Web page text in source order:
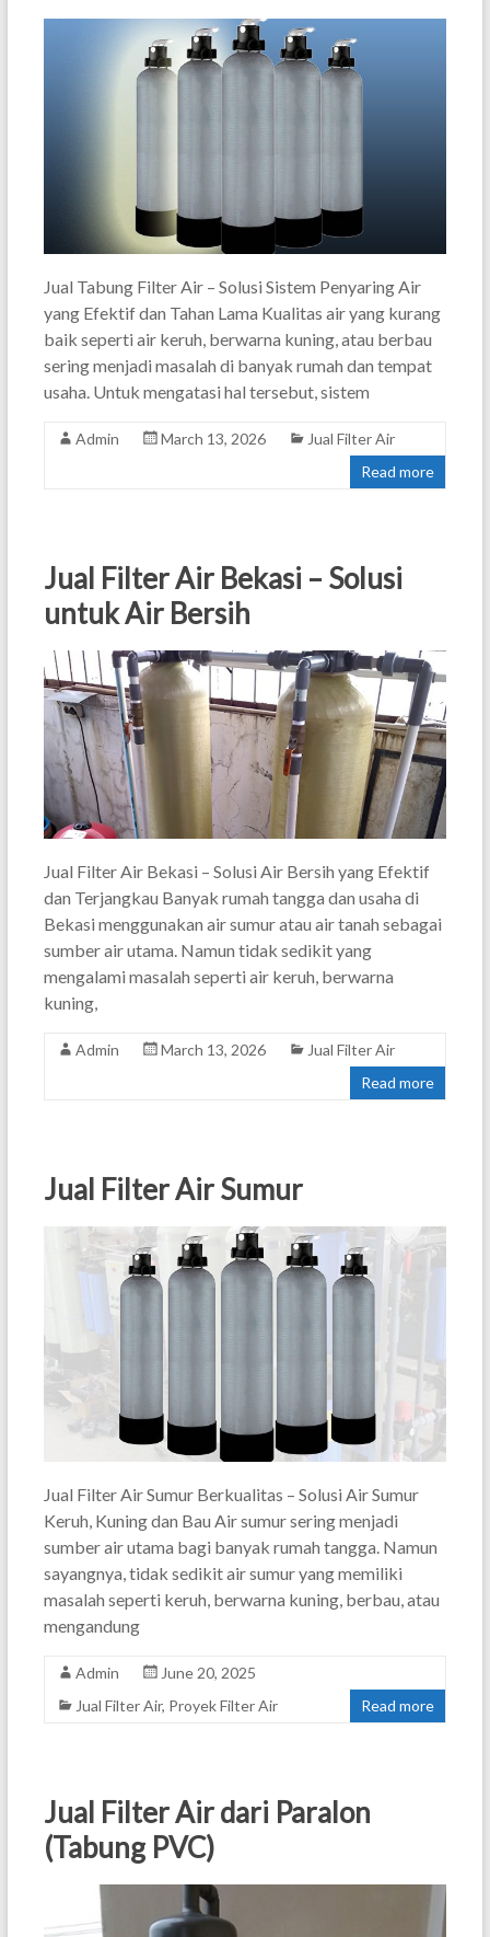
Jual Tabung Filter Air – Solusi Sistem Penyaring Air
yang Efektif dan Tahan Lama Kualitas air yang kurang
baik seperti air keruh, berwarna kuning, atau berbau
sering menjadi masalah di banyak rumah dan tempat
usaha. Untuk mengatasi hal tersebut, sistem
Admin March 13, 2026
Jual Filter Air
Read more
Jual Filter Air Bekasi – Solusi
untuk Air Bersih
Jual Filter Air Bekasi – Solusi Air Bersih yang Efektif
dan Terjangkau Banyak rumah tangga dan usaha di
Bekasi menggunakan air sumur atau air tanah sebagai
sumber air utama. Namun tidak sedikit yang
mengalami masalah seperti air keruh, berwarna
kuning,
Admin March 13, 2026
Jual Filter Air
Read more
Jual Filter Air Sumur
Jual Filter Air Sumur Berkualitas – Solusi Air Sumur
Keruh, Kuning dan Bau Air sumur sering menjadi
sumber air utama bagi banyak rumah tangga. Namun
sayangnya, tidak sedikit air sumur yang memiliki
masalah seperti keruh, berwarna kuning, berbau, atau
mengandung
Admin
June 20, 2025
Jual Filter Air, Proyek Filter Air Read more
Jual Filter Air dari Paralon
(Tabung PVC)